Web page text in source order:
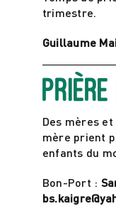
trimestre.
Guillaume
Prière
Des mères
mère prient
enfants du
Bon-Port :